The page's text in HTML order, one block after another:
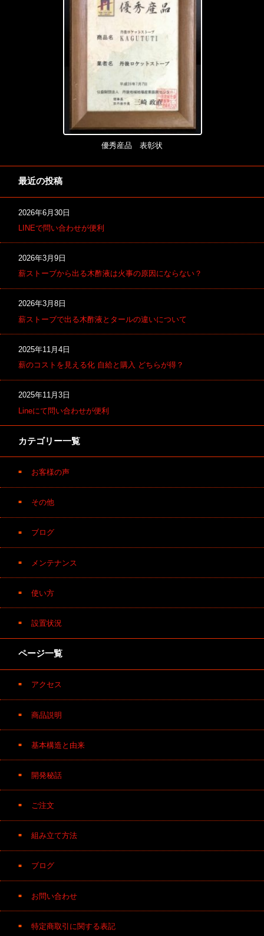
優秀産品 表彰状
最近の投稿
2026年6月30日
LINEで問い合わせが便利
2026年3月9日
薪ストーブから出る木酢液は火事の原因にならない？
2026年3月8日
薪ストーブで出る木酢液とタールの違いについて
2025年11月4日
薪のコストを見える化 自給と購入 どちらが得？
2025年11月3日
Lineにて問い合わせが便利
カテゴリー一覧
お客様の声
その他
ブログ
メンテナンス
使い方
設置状況
ページ一覧
アクセス
商品説明
基本構造と由来
開発秘話
ご注文
組み立て方法
ブログ
お問い合わせ
特定商取引に関する表記